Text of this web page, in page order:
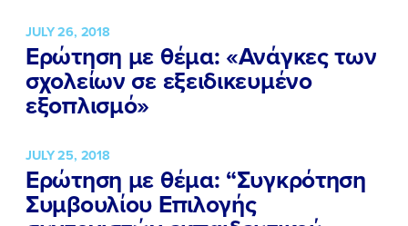
JULY 26, 2018
Ερώτηση με θέμα: «Ανάγκες των
σχολείων σε εξειδικευμένο
εξοπλισμό»
JULY 25, 2018
Ερώτηση με θέμα: “Συγκρότηση
Συμβουλίου Επιλογής